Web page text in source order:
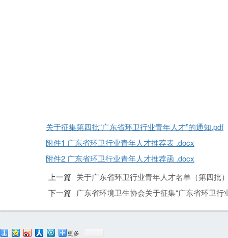
关于征集第四批“广东省环卫行业青年人才”的通知.pdf
附件1 广东省环卫行业青年人才推荐表 .docx
附件2 广东省环卫行业青年人才推荐函 .docx
上一篇 关于广东省环卫行业青年人才名单（第四批
下一篇
广东省环境卫生协会关于征集“广东省环卫行
更多